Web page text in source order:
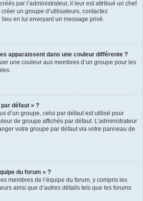
par l’administrateur, il leur est attribué un chef
un groupe d’utilisateurs, contactez
lieu en lui envoyant un message privé.
apparaissent dans une couleur différente ?
une couleur aux membres d’un groupe pour les
par défaut » ?
d’un groupe, celui par défaut est utilisé pour
de groupe affichés par défaut. L’administrateur
votre groupe par défaut via votre panneau de
du forum » ?
membres de l’équipe du forum, y compris les
ainsi que d’autres détails tels que les forums